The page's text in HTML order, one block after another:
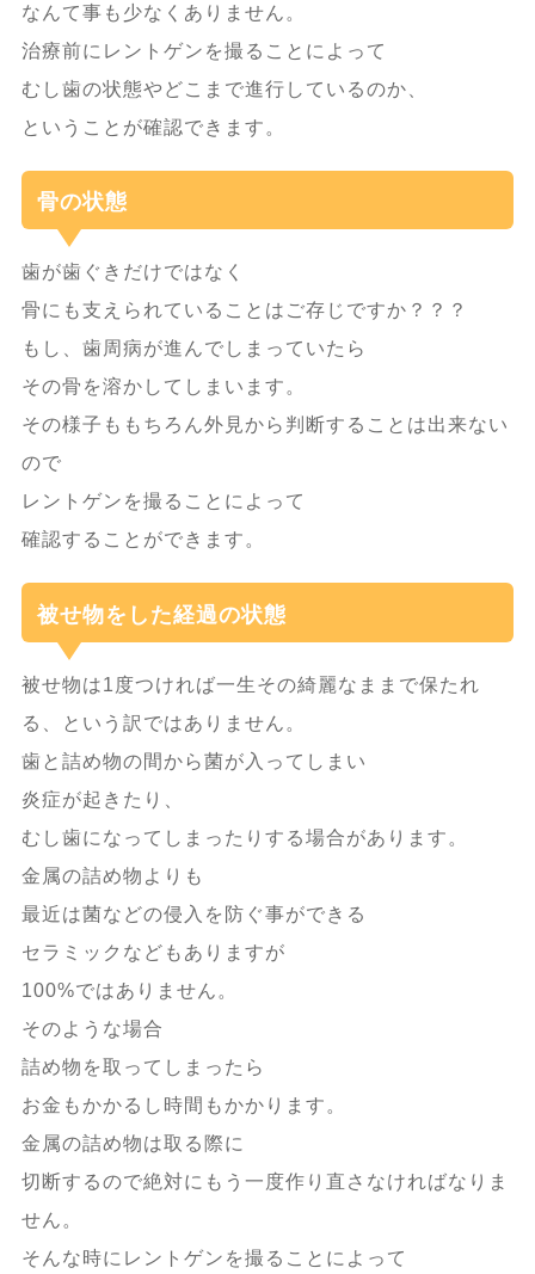
なんて事も少なくありません。
治療前にレントゲンを撮ることによって
むし歯の状態やどこまで進行しているのか、
ということが確認できます。
骨の状態
歯が歯ぐきだけではなく
骨にも支えられていることはご存じですか？？？
もし、歯周病が進んでしまっていたら
その骨を溶かしてしまいます。
その様子ももちろん外見から判断することは出来ない
ので
レントゲンを撮ることによって
確認することができます。
被せ物をした経過の状態
被せ物は1度つければ一生その綺麗なままで保たれ
る、という訳ではありません。
歯と詰め物の間から菌が入ってしまい
炎症が起きたり、
むし歯になってしまったりする場合があります。
金属の詰め物よりも
最近は菌などの侵入を防ぐ事ができる
セラミックなどもありますが
100%ではありません。
そのような場合
詰め物を取ってしまったら
お金もかかるし時間もかかります。
金属の詰め物は取る際に
切断するので絶対にもう一度作り直さなければなりま
せん。
そんな時にレントゲンを撮ることによって